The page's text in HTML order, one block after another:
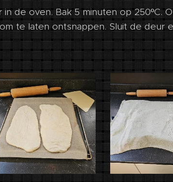
de oven. Bak 5 minuten op 250ºC.
te laten ontsnappen. Sluit de deur